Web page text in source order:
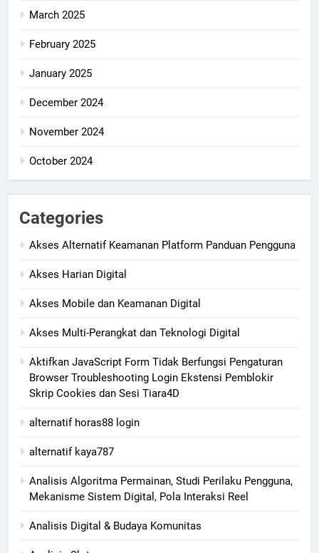
March 2025
February 2025
January 2025
December 2024
November 2024
October 2024
Categories
Akses Alternatif Keamanan Platform Panduan Pengguna
Akses Harian Digital
Akses Mobile dan Keamanan Digital
Akses Multi-Perangkat dan Teknologi Digital
Aktifkan JavaScript Form Tidak Berfungsi Pengaturan
Browser Troubleshooting Login Ekstensi Pemblokir
Skrip Cookies dan Sesi Tiara4D
alternatif horas88 login
alternatif kaya787
Analisis Algoritma Permainan, Studi Perilaku Pengguna,
Mekanisme Sistem Digital, Pola Interaksi Reel
Analisis Digital & Budaya Komunitas